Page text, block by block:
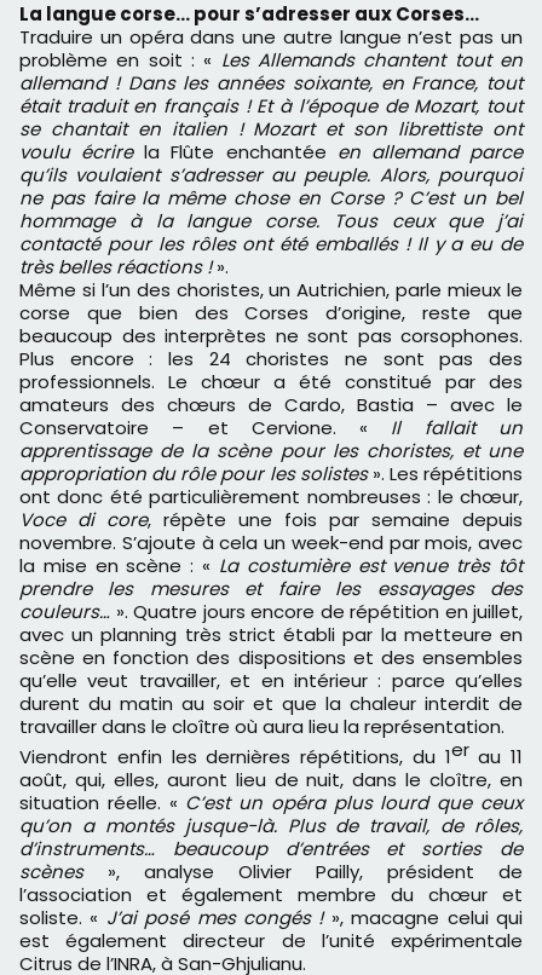
La langue corse… pour s’adresser aux Corses…
Traduire un opéra dans une autre langue n’est pas un
problème en soit : « Les Allemands chantent tout en
allemand ! Dans les années soixante, en France, tout
était traduit en français ! Et à l’époque de Mozart, tout
se chantait en italien ! Mozart et son librettiste ont
voulu écrirela Flûte enchantée en allemand parce
qu’ils voulaient s’adresser au peuple. Alors, pourquoi
ne pas faire la même chose en Corse ? C’est un bel
hommage à la langue corse. Tous ceux que j’ai
contacté pour les rôles ont été emballés ! Il y a eu de
très belles réactions !».
Même si l’un des choristes, un Autrichien, parle mieux le
corse que bien des Corses d’origine, reste que
beaucoup des interprètes ne sont pas corsophones.
Plus encore : les 24 choristes ne sont pas des
professionnels. Le chœur a été constitué par des
amateurs des chœurs de Cardo, Bastia – avec le
Conservatoire – et Cervione. « Il fallait un
apprentissage de la scène pour les choristes, et une
appropriation du rôle pour les solistes». Les répétitions
ont donc été particulièrement nombreuses : le chœur,
Voce di core, répète une fois par semaine depuis
novembre. S’ajoute à cela un week-end par mois, avec
la mise en scène : « La costumière est venue très tôt
prendre les mesures et faire les essayages des
couleurs… ». Quatre jours encore de répétition en juillet,
avec un planning très strict établi par la metteure en
scène en fonction des dispositions et des ensembles
qu’elle veut travailler, et en intérieur : parce qu’elles
durent du matin au soir et que la chaleur interdit de
travailler dans le cloître où aura lieu la représentation.
Viendront enfin les dernières répétitions, du 1erau 11
août, qui, elles, auront lieu de nuit, dans le cloître, en
situation réelle. « C’est un opéra plus lourd que ceux
qu’on a montés jusque-là. Plus de travail, de rôles,
d’instruments… beaucoup d’entrées et sorties de
scènes», analyse Olivier Pailly, président de
l’association et également membre du chœur et
soliste. « J’ai posé mes congés !», macagne celui qui
est également directeur de l’unité expérimentale
Citrus de l’INRA, à San-Ghjulianu.